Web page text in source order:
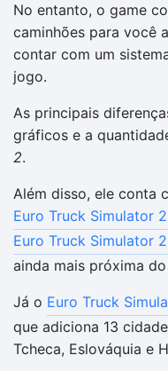
No entanto, o game
caminhões para você
contar com um
jogo.
As principais
gráficos e a
2.
Além disso, ele conta
Euro Truck Simulator
Euro Truck Simulator
ainda mais próxima
Já o Euro Truck
que adiciona 13
Tcheca, Eslováquia e